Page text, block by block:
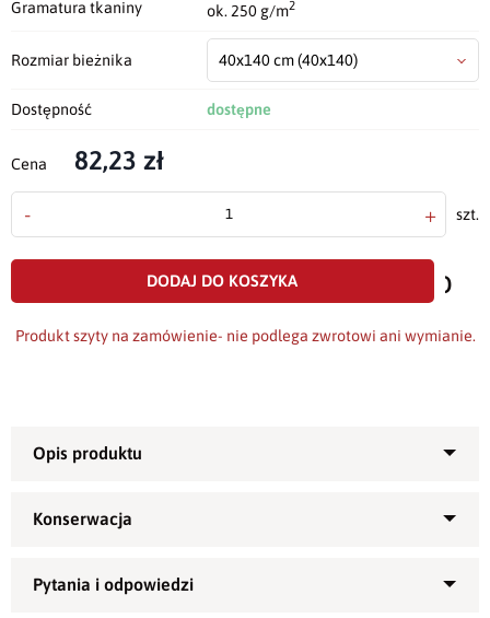
Gramatura tkaniny ok. 250 g/m2
Rozmiar bieżnika 40x140 cm(40x140)
Dostępność dostępne
Cena 82,23 zł
- + szt.
DODAJ DO KOSZYKA
do
Produkt szyty na zamówienie- nie podlega zwrotowi ani wymianie.
gramaturze 250/m
Polecany na uroczyste okazje, święta lub jako ozdoba stołu
czy ławy - w salonie, jadalni czy ogrodzie, idealna również na